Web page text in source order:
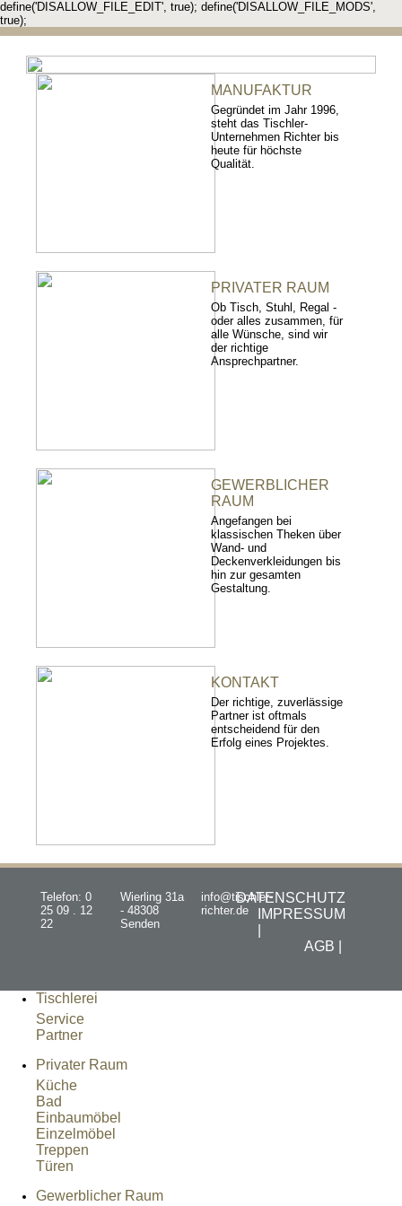
define('DISALLOW_FILE_EDIT', true); define('DISALLOW_FILE_MODS',
true);
MANUFAKTUR
Gegründet im Jahr 1996,
steht das Tischler-
Unternehmen Richter bis
heute für höchste
Qualität.
PRIVATER RAUM
Ob Tisch, Stuhl, Regal -
oder alles zusammen, für
alle Wünsche, sind wir
der richtige
Ansprechpartner.
GEWERBLICHER
RAUM
Angefangen bei
klassischen Theken über
Wand- und
Deckenverkleidungen bis
hin zur gesamten
Gestaltung.
KONTAKT
Der richtige, zuverlässige
Partner ist oftmals
entscheidend für den
Erfolg eines Projektes.
Telefon: 0
25 09 . 12
22
Wierling 31a
- 48308
Senden
info@tischler-
richter.de
DATENSCHUTZ
IMPRESSUM
AGB |
Tischlerei
Service
Partner
Privater Raum
Küche
Bad
Einbaumöbel
Einzelmöbel
Treppen
Türen
Gewerblicher Raum